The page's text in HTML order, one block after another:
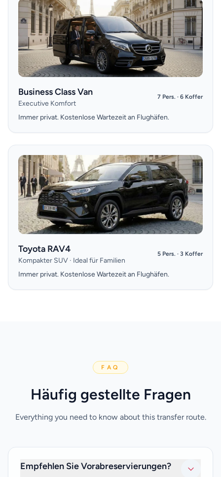
Business Class Van
Executive Komfort
7 Pers. · 6 Koffer
Immer privat. Kostenlose Wartezeit an Flughäfen.
Toyota RAV4
Kompakter SUV · Ideal für Familien
5 Pers. · 3 Koffer
Immer privat. Kostenlose Wartezeit an Flughäfen.
FAQ
Häufig gestellte Fragen
Everything you need to know about this transfer route.
Empfehlen Sie Vorabreservierungen?